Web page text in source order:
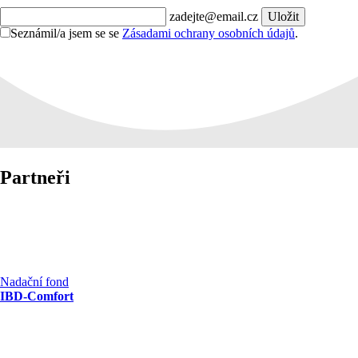
zadejte@email.cz
Uložit
Seznámil/a jsem se se Zásadami ochrany osobních údajů.
Partneři
Nadační fond
IBD-Comfort